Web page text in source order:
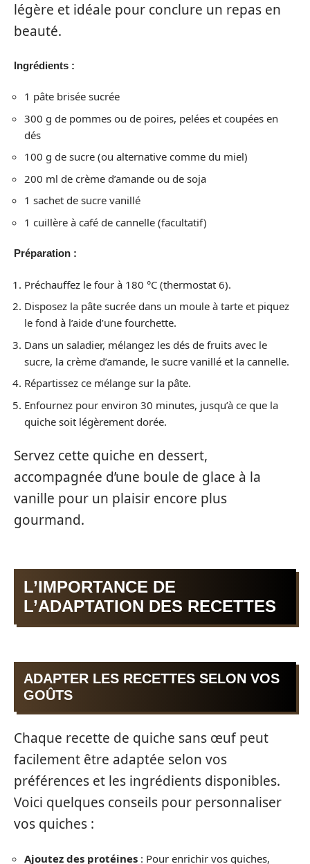
légère et idéale pour conclure un repas en
beauté.
Ingrédients :
1 pâte brisée sucrée
300 g de pommes ou de poires, pelées et coupées en
dés
100 g de sucre (ou alternative comme du miel)
200 ml de crème d’amande ou de soja
1 sachet de sucre vanillé
1 cuillère à café de cannelle (facultatif)
Préparation :
Préchauffez le four à 180 °C (thermostat 6).
Disposez la pâte sucrée dans un moule à tarte et piquez
le fond à l’aide d’une fourchette.
Dans un saladier, mélangez les dés de fruits avec le
sucre, la crème d’amande, le sucre vanillé et la cannelle.
Répartissez ce mélange sur la pâte.
Enfournez pour environ 30 minutes, jusqu’à ce que la
quiche soit légèrement dorée.
Servez cette quiche en dessert,
accompagnée d’une boule de glace à la
vanille pour un plaisir encore plus
gourmand.
L’IMPORTANCE DE
L’ADAPTATION DES RECETTES
ADAPTER LES RECETTES SELON VOS
GOÛTS
Chaque recette de quiche sans œuf peut
facilement être adaptée selon vos
préférences et les ingrédients disponibles.
Voici quelques conseils pour personnaliser
vos quiches :
Ajoutez des protéines : Pour enrichir vos quiches,